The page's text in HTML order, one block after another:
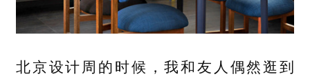
北京设计周的时候，我和友人偶然逛到